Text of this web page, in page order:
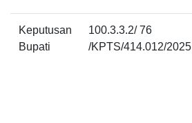
Keputusan
Bupati
100.3.3.2/ 76
/KPTS/414.012/2025